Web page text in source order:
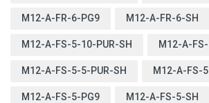
M12-A-FR-6-PG9 M12-A-FR-6-SH
M12-A-FS-5-10-PUR-SH M12-A-
M12-A-FS-5-5-PUR-SH M12-A-FS-
M12-A-FS-5-PG9 M12-A-FS-5-SH